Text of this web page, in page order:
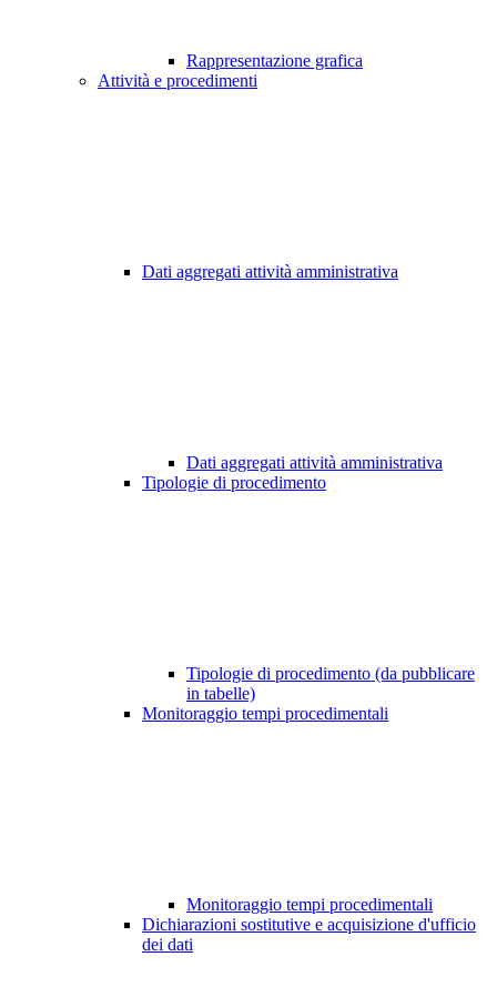
Rappresentazione grafica
Attività e procedimenti
Dati aggregati attività amministrativa
Dati aggregati attività amministrativa
Tipologie di procedimento
Tipologie di procedimento (da pubblicare
in tabelle)
Monitoraggio tempi procedimentali
Monitoraggio tempi procedimentali
Dichiarazioni sostitutive e acquisizione d'ufficio
dei dati